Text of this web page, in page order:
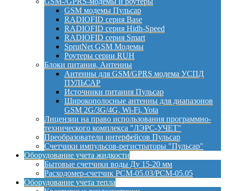
GSM модемы Пульсар
RADIOFID серия Base
RADIOFID серия Hidh-Speed
RADIOFID серия Smart
SprutNet GSM Модемы
Роутеры серии RUH
Блоки питания, Антенны
Антенны для GSM/GPRS модема УСПД
ПУЛЬСАР
Источники питания Пульсар
Широкополосные антенны для диапазонов
GSM 2G/3G/4G, Wi-Fi, Yota
Лицензии на право использования программно-
технического комплекса "ЛЭРС-УЧЕТ"
Преобразователи интерфейсов Пульсар
Счетчики импульсов-регистраторы "Пульсар"
Оборудование учета жидкости
Бытовые счетчики воды Ду 15-20 мм
Расходомер-счетчик РСМ-05.03/РСМ-05.05
Оборудование учета тепла